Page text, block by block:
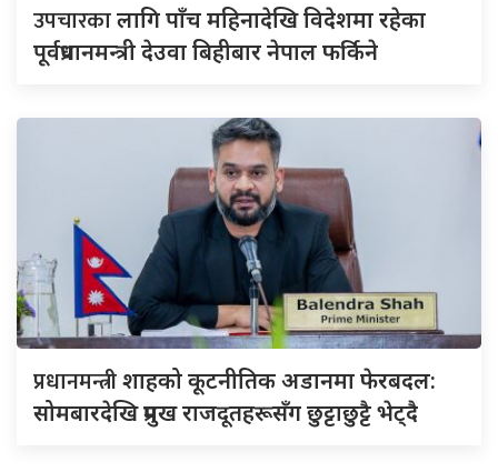
उपचारकालागि पाँच महिनादेखि विदेशमा रहेका
पूर्वप्रधानमन्त्री देउवा बिहीबार नेपाल फर्किने
प्रधानमन्त्रीशाहको कूटनीतिक अडानमा फेरबदल:
सोमबारदेखि प्रमुख राजदूतहरूसँग छुट्टाछुट्टै भेट्दै